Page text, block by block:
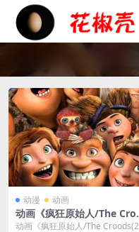
动漫 动画
动画《疯狂原始人/The
ds(2013)》[MP4/5.71GB]云
动画《疯狂原始人/The